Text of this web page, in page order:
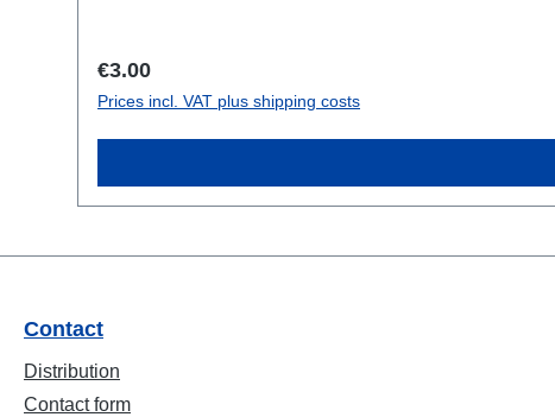
Regular price:
€3.00
Prices incl. VAT plus shipping costs
Contact
Distribution
Contact form